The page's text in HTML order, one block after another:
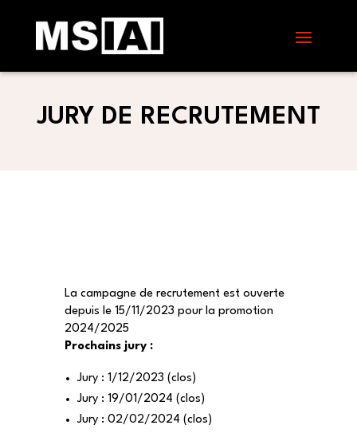
JURY DE RECRUTEMENT
La campagne de recrutement est ouverte
depuis le 15/11/2023 pour la promotion
2024/2025
Prochains jury :
Jury : 1/12/2023 (clos)
Jury : 19/01/2024 (clos)
Jury : 02/02/2024 (clos)